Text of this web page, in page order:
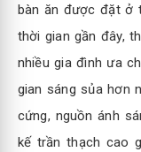
bàn ăn được đặt ở
thời gian gần đây,
nhiều gia đình ưa
gian sáng sủa hơn
cứng, nguồn ánh
kế trần thạch cao